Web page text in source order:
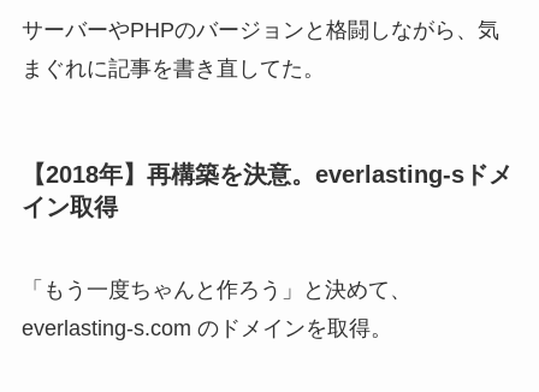
サーバーやPHPのバージョンと格闘しながら、気
まぐれに記事を書き直してた。
【2018年】再構築を決意。everlasting-sドメ
イン取得
「もう一度ちゃんと作ろう」と決めて、
everlasting-s.com のドメインを取得。